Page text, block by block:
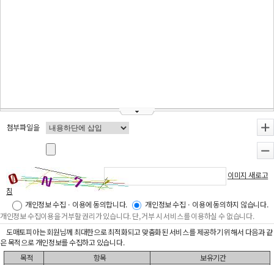
첨부파일을
이미지 새로고
침
개인정보 수집ㆍ이용에 동의합니다.
개인정보 수집ㆍ이용에 동의하지 않습니다.
개인정보 수집이용을 거부할 권리가 있습니다. 단, 거부 시 서비스를 이용하실 수 없습니다.
도매토피아는 회원님께 최대한으로 최적화되고 맞춤화된 서비스를 제공하기 위해서 다음과 같
은 목적으로 개인정보를 수집하고 있습니다.
목적
항목
보유기간